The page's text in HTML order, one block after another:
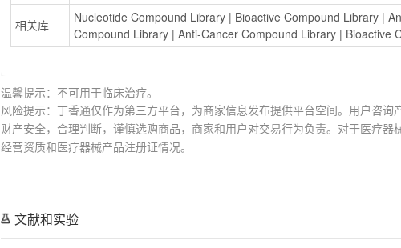
相关库 Nucleotide Compound Library | Bioactive Compound Library |
Compound Library | Anti-Cancer Compound Library | Bioactive
温馨提示：不可用于临床治疗。
风险提示：丁香通仅作为第三方平台，为商家信息发布提供平台空间。用户咨询
财产安全，合理判断，谨慎选购商品，商家和用户对交易行为负责。对于医疗器
经营资质和医疗器械产品注册证情况。
文献和实验